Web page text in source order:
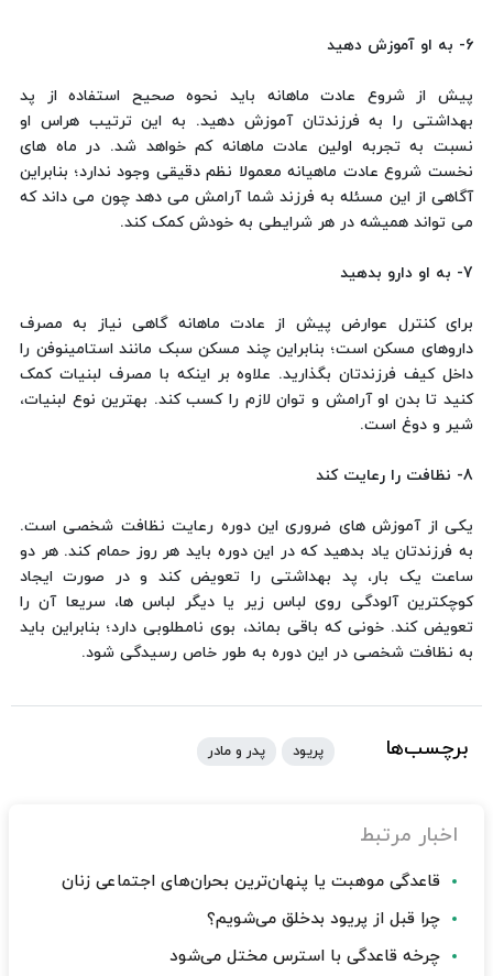
6- به او آموزش دهید
پیش از شروع عادت ماهانه باید نحوه صحیح استفاده از پد
بهداشتی را به فرزندتان آموزش دهید. به این ترتیب هراس او
نسبت به تجربه اولین عادت ماهانه کم خواهد شد. در ماه های
نخست شروع عادت ماهیانه معمولا نظم دقیقی وجود ندارد؛ بنابراین
آگاهی از این مسئله به فرزند شما آرامش می دهد چون می داند که
می تواند همیشه در هر شرایطی به خودش کمک کند.
7- به او دارو بدهید
برای کنترل عوارض پیش از عادت ماهانه گاهی نیاز به مصرف
داروهای مسکن است؛ بنابراین چند مسکن سبک مانند استامینوفن را
داخل کیف فرزندتان بگذارید. علاوه بر اینکه با مصرف لبنیات کمک
کنید تا بدن او آرامش و توان لازم را کسب کند. بهترین نوع لبنیات،
شیر و دوغ است.
8- نظافت را رعایت کند
یکی از آموزش های ضروری این دوره رعایت نظافت شخصی است.
به فرزندتان یاد بدهید که در این دوره باید هر روز حمام کند. هر دو
ساعت یک بار، پد بهداشتی را تعویض کند و در صورت ایجاد
کوچکترین آلودگی روی لباس زیر یا دیگر لباس ها، سریعا آن را
تعویض کند. خونی که باقی بماند، بوی نامطلوبی دارد؛ بنابراین باید
به نظافت شخصی در این دوره به طور خاص رسیدگی شود.
برچسب‌ها پریود پدر و مادر
اخبار مرتبط
قاعدگی موهبت یا پنهان‌ترین بحران‌های اجتماعی زنان
چرا قبل از پریود بدخلق می‌شویم؟
چرخه قاعدگی با استرس مختل می‌شود